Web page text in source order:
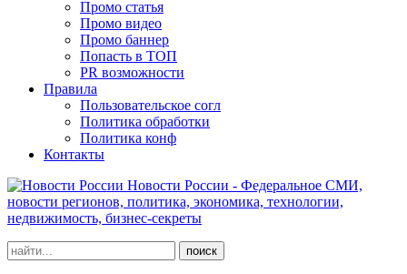
Промо статья
Промо видео
Промо баннер
Попасть в ТОП
PR возможности
Правила
Пользовательское согл
Политика обработки
Политика конф
Контакты
Новости России - Федеральное СМИ,
новости регионов, политика, экономика, технологии,
недвижимость, бизнес-секреты